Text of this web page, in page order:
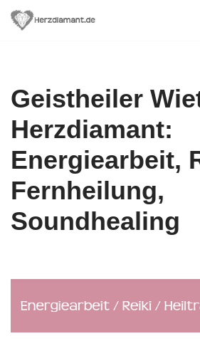
Geistheiler
Herzdiamant:
Energiearbeit,
Fernheilung,
Soundhealing